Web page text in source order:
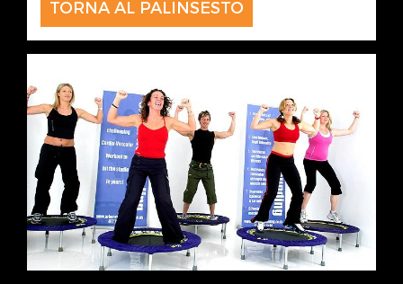
TORNA AL PALINSESTO